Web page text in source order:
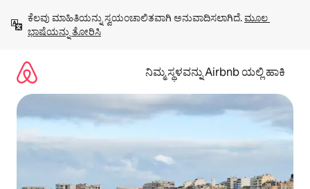
ಹೋಗಿ
ಕೆಲವು ಮಾಹಿತಿಯನ್ನು ಸ್ವಯಂಚಾಲಿತವಾಗಿ ಅನುವಾದಿಸಲಾಗಿದೆ. ಮೂಲ
ಭಾಷೆಯನ್ನು ತೋರಿಸಿ
ನಿಮ್ಮ ಸ್ಥಳವನ್ನು Airbnb ಯಲ್ಲಿ ಹಾಕಿ